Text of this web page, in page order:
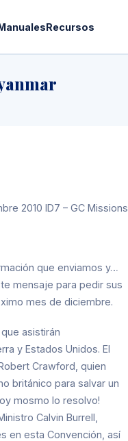
Recursos
2010 ID7 – GC Missions
que enviamos y…
mensaje para pedir sus
mes de diciembre.
asistirán
y Estados Unidos. El
Crawford, quien
británico para salvar un
mosmo lo resolvo!
Calvin Burrell,
en esta Convención, así